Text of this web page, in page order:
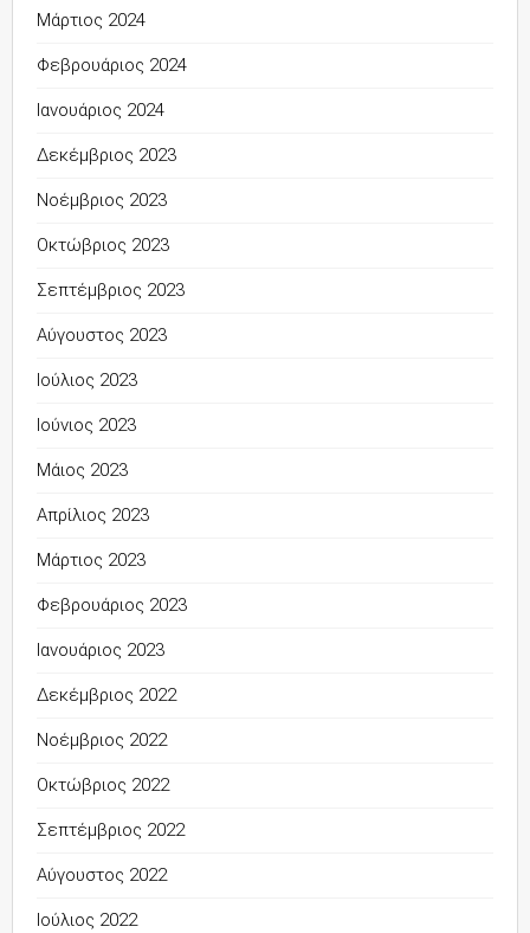
Μάρτιος 2024
Φεβρουάριος 2024
Ιανουάριος 2024
Δεκέμβριος 2023
Νοέμβριος 2023
Οκτώβριος 2023
Σεπτέμβριος 2023
Αύγουστος 2023
Ιούλιος 2023
Ιούνιος 2023
Μάιος 2023
Απρίλιος 2023
Μάρτιος 2023
Φεβρουάριος 2023
Ιανουάριος 2023
Δεκέμβριος 2022
Νοέμβριος 2022
Οκτώβριος 2022
Σεπτέμβριος 2022
Αύγουστος 2022
Ιούλιος 2022